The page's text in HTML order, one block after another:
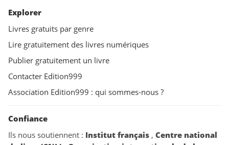
Explorer
Livres gratuits par genre
Lire gratuitement des livres numériques
Publier gratuitement un livre
Contacter Edition999
Association Edition999 : qui sommes-nous ?
Confiance
Ils nous soutiennent : Institut français , Centre national